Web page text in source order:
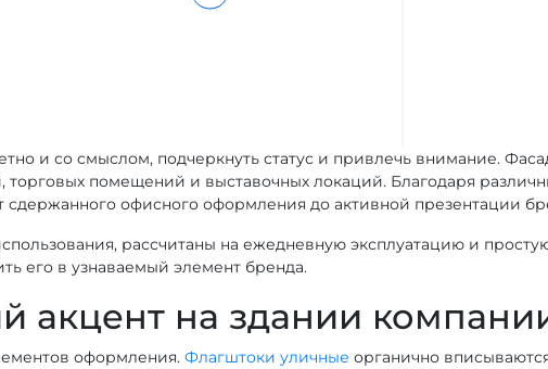
и со смыслом, подчеркнуть статус и привлечь внимание.
торговых помещений и выставочных локаций. Благодаря
офисного оформления до активной презентации
рассчитаны на ежедневную эксплуатацию и
его в узнаваемый элемент бренда.
акцент на здании
оформления. Флагштоки уличные органично